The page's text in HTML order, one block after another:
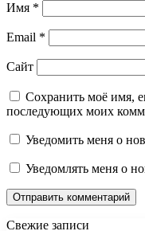
Имя *
Email *
Сайт
Сохранить моё имя,
последующих моих
Уведомить меня о
Уведомлять меня о
Свежие записи